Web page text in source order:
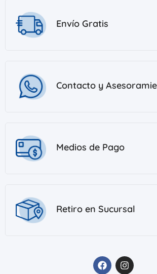
Envío Gratis
Contacto y
Medios de Pago
Retiro en Sucursal